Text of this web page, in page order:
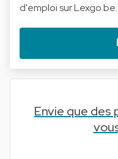
d'emploi sur Lexgo.be.
Envie que des